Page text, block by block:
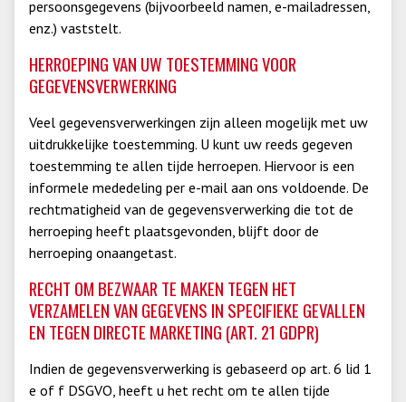
persoonsgegevens (bijvoorbeeld namen, e-mailadressen,
enz.) vaststelt.
HERROEPING VAN UW TOESTEMMING VOOR
GEGEVENSVERWERKING
Veel gegevensverwerkingen zijn alleen mogelijk met uw
uitdrukkelijke toestemming. U kunt uw reeds gegeven
toestemming te allen tijde herroepen. Hiervoor is een
informele mededeling per e-mail aan ons voldoende. De
rechtmatigheid van de gegevensverwerking die tot de
herroeping heeft plaatsgevonden, blijft door de
herroeping onaangetast.
RECHT OM BEZWAAR TE MAKEN TEGEN HET
VERZAMELEN VAN GEGEVENS IN SPECIFIEKE GEVALLEN
EN TEGEN DIRECTE MARKETING (ART. 21 GDPR)
Indien de gegevensverwerking is gebaseerd op art. 6 lid 1
e of f DSGVO, heeft u het recht om te allen tijde